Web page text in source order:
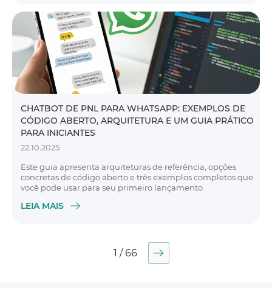
CHATBOT DE PNL PARA WHATSAPP: EXEMPLOS DE
CÓDIGO ABERTO, ARQUITETURA E UM GUIA PRÁTICO
PARA INICIANTES
22.10.2025
Este guia apresenta arquiteturas de referência, opções
concretas de código aberto e três exemplos completos que
você pode usar para seu primeiro lançamento.
LEIA MAIS
1 / 66